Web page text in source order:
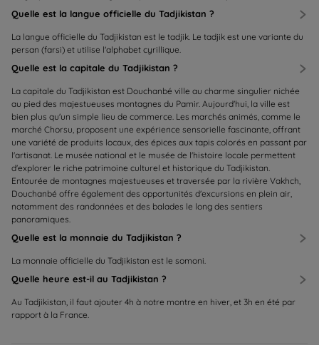
Quelle est la langue officielle du Tadjikistan ?
La langue officielle du Tadjikistan est le tadjik. Le tadjik est une variante du
persan (farsi) et utilise l'alphabet cyrillique.
Quelle est la capitale du Tadjikistan ?
La capitale du Tadjikistan est Douchanbé ville au charme singulier nichée
au pied des majestueuses montagnes du Pamir. Aujourd'hui, la ville est
bien plus qu'un simple lieu de commerce. Les marchés animés, comme le
marché Chorsu, proposent une expérience sensorielle fascinante, offrant
une variété de produits locaux, des épices aux tapis colorés en passant par
l'artisanat. Le musée national et le musée de l'histoire locale permettent
d'explorer le riche patrimoine culturel et historique du Tadjikistan.
Entourée de montagnes majestueuses et traversée par la rivière Vakhch,
Douchanbé offre également des opportunités d'excursions en plein air,
notamment des randonnées et des balades le long des sentiers
panoramiques.
Quelle est la monnaie du Tadjikistan ?
La monnaie officielle du Tadjikistan est le somoni.
Quelle heure est-il au Tadjikistan ?
Au Tadjikistan, il faut ajouter 4h à notre montre en hiver, et 3h en été par
rapport à la France.